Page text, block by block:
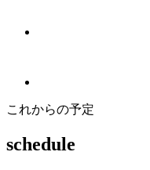
これからの予定
schedule